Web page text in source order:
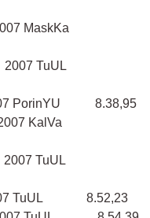
MaskKa
TuUL
8.38,95
KalVa
TuUL
8.52,23